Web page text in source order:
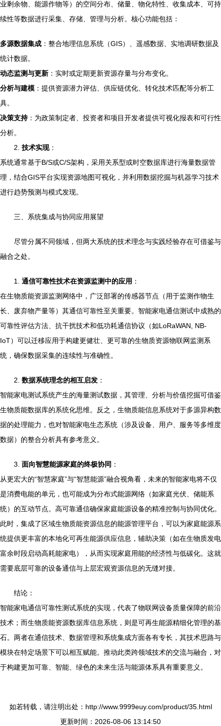
业剩余物、能源作物等）的空间分布、储量、物化特性、收集成本、可持
续性等数据进行采集、存储、管理与分析。核心功能包括：
多源数据集成 ：整合地理信息系统（GIS）、遥感数据、实地调研数据及
统计数据。
动态监测与更新 ：实时或定期更新资源存量与分布变化。
分析与建模 ：提供资源潜力评估、供应链优化、转化技术匹配等分析工
具。
决策支持：为政策制定者、投资者和项目开发者提供可视化报表和可行性
分析。
2. 技术实现：
系统通常基于B/S或C/S架构，采用关系型或时空数据库进行海量数据管
理，结合GIS平台实现资源地图可视化，并利用数据挖掘与机器学习技术
进行趋势预测与模式发现。
三、系统集成与协同应用展望
尽管分属不同领域，但两大系统的技术理念与实践经验存在可借鉴与
融合之处。
1. 通信可靠性技术在资源监测中的应用 ：
在生物质能资源监测网络中，广泛部署的传感器节点（用于监测作物生
长、废弃物产量等）其通信可靠性至关重要。智能家电通信测试中成熟的
可靠性评估方法、抗干扰技术和低功耗通信协议（如LoRaWAN, NB-
IoT）可以迁移应用于构建更健壮、更可靠的生物质资源物联网监测系
统，确保数据采集的连续性与准确性。
2. 数据系统理念的相互启发 ：
智能家电测试系统产生的海量测试数据，其管理、分析与价值挖掘可借鉴
生物质能数据库的系统化思维。反之，生物质能信息系统对于多源异构数
据的处理能力，也对智能家电生态系统（涉及设备、用户、服务等多维度
数据）的整合分析具有参考意义。
3. 面向智慧能源家庭的终极协同 ：
从更宏大的“智慧家庭”与“智慧能源”融合视角看，未来的智能家电将不仅
是消费电能的单元，也可能成为分布式能源网络（如家庭光伏、储能系
统）的互动节点。高可靠通信确保家庭能源设备的精准控制与协同优化。
此时，集成了区域生物质能资源信息的能源管理平台，可以为家庭能源系
统提供更丰富的本地化可再生能源供应信息，辅助决策（如在生物质发电
富余时段启动高耗能家电），从而实现家庭用能的经济性与低碳化。这就
需要底层可靠的设备通信与上层宏观资源信息的无缝对接。
结论：
智能家电通信可靠性测试系统的实现，代表了物联网设备质量保障的前沿
技术；而生物质能资源数据库信息系统，则是可再生能源精细化管理的基
石。两者在通信技术、数据管理和系统集成方面各有专长，其技术思路与
模块在特定场景下可以相互赋能。推动此类跨领域技术的交流与融合，对
于构建更加可靠、智能、绿色的未来生活与能源体系具有重要意义。
如若转载，请注明出处：http://www.9999euy.com/product/35.html
更新时间：2026-08-06 13:14:50